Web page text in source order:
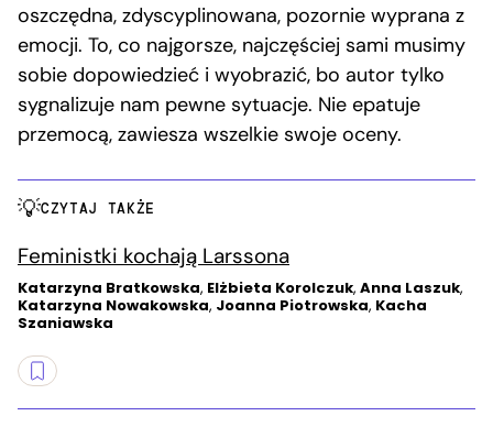
oszczędna, zdyscyplinowana, pozornie wyprana z
emocji. To, co najgorsze, najczęściej sami musimy
sobie dopowiedzieć i wyobrazić, bo autor tylko
sygnalizuje nam pewne sytuacje. Nie epatuje
przemocą, zawiesza wszelkie swoje oceny.
CZYTAJ TAKŻE
Feministki kochają Larssona
Katarzyna Bratkowska, Elżbieta Korolczuk, Anna Laszuk,
Katarzyna Nowakowska, Joanna Piotrowska, Kacha
Szaniawska